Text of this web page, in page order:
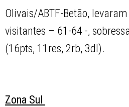
Olivais/ABTF-Betão,
visitantes – 61-64 -,
(16pts, 11res, 2rb, 3dl).
Zona Sul